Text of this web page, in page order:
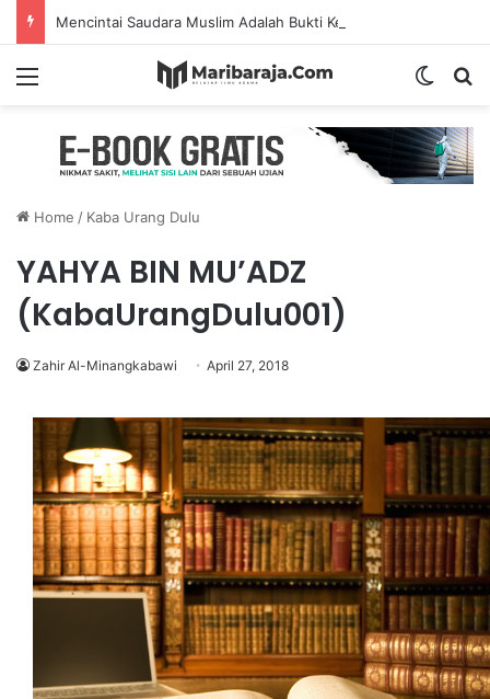
Home / Kaba Urang Dulu
YAHYA BIN MU’ADZ
(KabaUrangDulu001)
Zahir Al-Minangkabawi April 27, 2018